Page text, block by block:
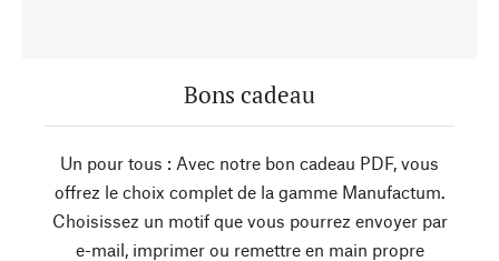
Bons cadeau
Un pour tous : Avec notre bon cadeau PDF, vous
offrez le choix complet de la gamme Manufactum.
Choisissez un motif que vous pourrez envoyer par
e-mail, imprimer ou remettre en main propre